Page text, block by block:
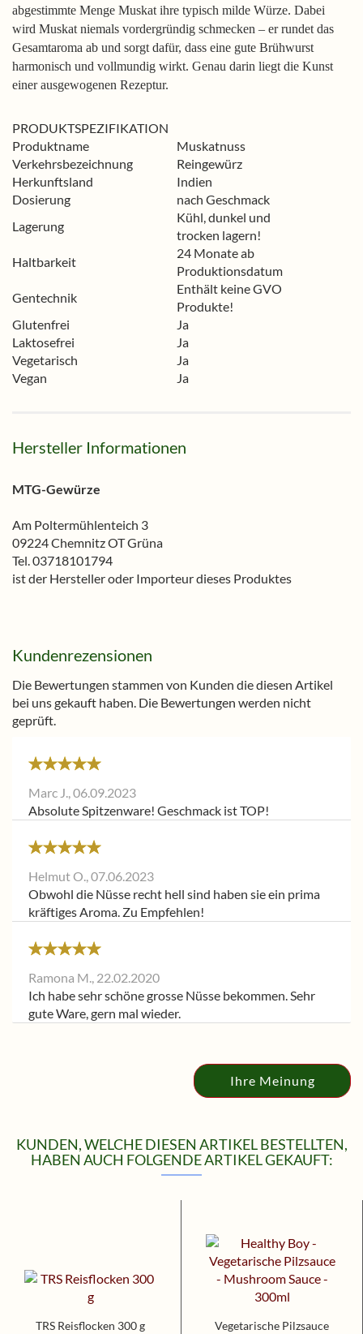
abgestimmte Menge Muskat ihre typisch milde Würze. Dabei
wird Muskat niemals vordergründig schmecken – er rundet das
Gesamtaroma ab und sorgt dafür, dass eine gute Brühwurst
harmonisch und vollmundig wirkt. Genau darin liegt die Kunst
einer ausgewogenen Rezeptur.
PRODUKTSPEZIFIKATION
Produktname
Muskatnuss
Verkehrsbezeichnung
Reingewürz
Herkunftsland
Indien
Dosierung
nach Geschmack
Lagerung
Kühl, dunkel und
trocken lagern!
Haltbarkeit
24 Monate ab
Produktionsdatum
Gentechnik
Enthält keine GVO
Produkte!
Glutenfrei
Ja
Laktosefrei
Ja
Vegetarisch
Ja
Vegan
Ja
Hersteller Informationen
MTG-Gewürze
Am Poltermühlenteich 3
09224 Chemnitz OT Grüna
Tel. 03718101794
ist der Hersteller oder Importeur dieses Produktes
Kundenrezensionen
Die Bewertungen stammen von Kunden die diesen Artikel
bei uns gekauft haben. Die Bewertungen werden nicht
geprüft.
Marc J.,06.09.2023
Absolute Spitzenware! Geschmack ist TOP!
Helmut O.,07.06.2023
Obwohl die Nüsse recht hell sind haben sie ein prima
kräftiges Aroma. Zu Empfehlen!
Ramona M., 22.02.2020
Ich habe sehr schöne grosse Nüsse bekommen. Sehr
gute Ware, gern mal wieder.
Ihre Meinung
KUNDEN, WELCHE DIESEN ARTIKEL BESTELLTEN,
HABEN AUCH FOLGENDE ARTIKEL GEKAUFT:
TRS Reisflocken 300 g
Vegetarische Pilzsauce